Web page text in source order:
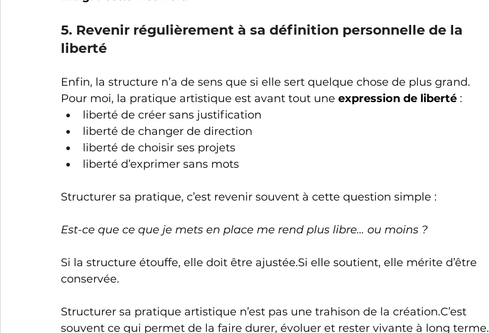
5. Revenir régulièrement à sa définition personnelle de la
liberté
Enfin, la structure n’a de sens que si elle sert quelque chose de plus grand.
Pour moi, la pratique artistique est avant tout une expression de liberté :
liberté de créer sans justification
liberté de changer de direction
liberté de choisir ses projets
liberté d’exprimer sans mots
Structurer sa pratique, c’est revenir souvent à cette question simple :
Est-ce que ce que je mets en place me rend plus libre… ou moins ?
Si la structure étouffe, elle doit être ajustée.Si elle soutient, elle mérite d’être
conservée.
Structurer sa pratique artistique n’est pas une trahison de la création.C’est
souvent ce qui permet de la faire durer, évoluer et rester vivante à long terme.